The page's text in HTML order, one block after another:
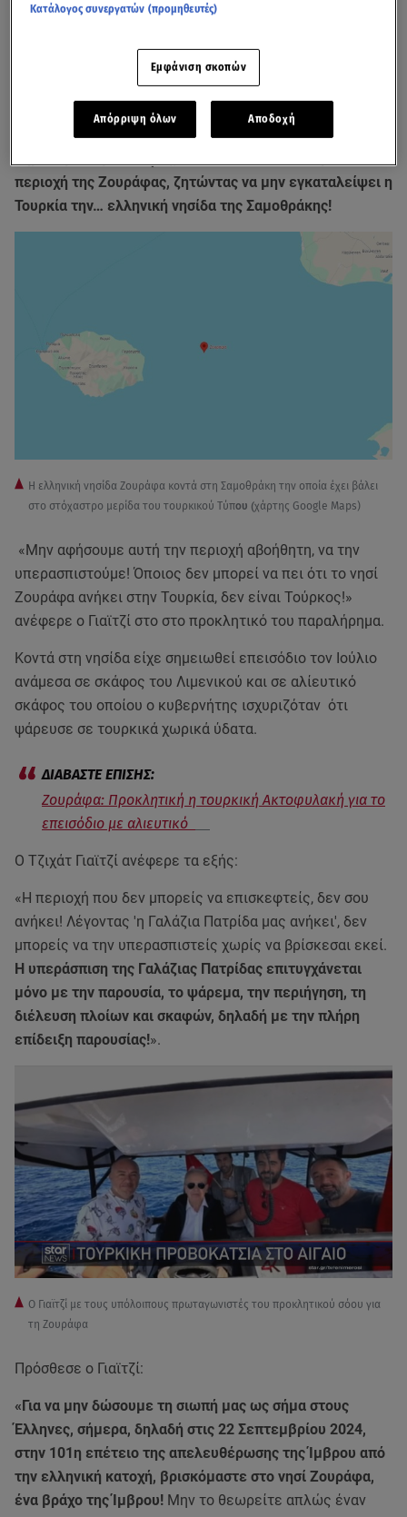
Προκλητικό σόου από τον πατέρα της «γαλάζιας
πατρίδας» Τούρκο αντιναύαρχο Τζιχάτ Γιαϊτζί, ο οποίος
έφτασε στο σημείο να τραβήξει βίντεο με τουρκική
περιοχή της Ζουράφας, ζητώντας να μην εγκαταλείψει η
Τουρκία την… ελληνική νησίδα της Σαμοθράκης!
Η ελληνική νησίδα Ζουράφα κοντά στη Σαμοθράκη την οποία έχει βάλει
στο στόχαστρο μερίδα του τουρκικού Τύπου (χάρτης Google Maps)
«Μην αφήσουμε αυτή την περιοχή αβοήθητη, να την
υπερασπιστούμε! Όποιος δεν μπορεί να πει ότι το νησί
Ζουράφα ανήκει στην Τουρκία, δεν είναι Τούρκος!»
ανέφερε ο Γιαϊτζί στο στο προκλητικό του παραλήρημα.
Κοντά στη νησίδα είχε σημειωθεί επεισόδιο τον Ιούλιο
ανάμεσα σε σκάφος του Λιμενικού και σε αλίευτικό
σκάφος του οποίου ο κυβερνήτης ισχυριζόταν ότι
ψάρευσε σε τουρκικά χωρικά ύδατα.
Ζουράφα: Προκλητική η τουρκική Ακτοφυλακή για το
επεισόδιο με αλιευτικό
Ο Τζιχάτ Γιαϊτζί ανέφερε τα εξής:
«Η περιοχή που δεν μπορείς να επισκεφτείς, δεν σου
ανήκει! Λέγοντας 'η Γαλάζια Πατρίδα μας ανήκει', δεν
μπορείς να την υπερασπιστείς χωρίς να βρίσκεσαι εκεί.
Η υπεράσπιση της Γαλάζιας Πατρίδας επιτυγχάνεται
μόνο με την παρουσία, το ψάρεμα, την περιήγηση, τη
διέλευση πλοίων και σκαφών, δηλαδή με την πλήρη
επίδειξη παρουσίας!».
Ο Γιαϊτζί με τους υπόλοιπους πρωταγωνιστές του προκλητικού σόου για
τη Ζουράφα
Πρόσθεσε ο Γιαϊτζί:
«Για να μην δώσουμε τη σιωπή μας ως σήμα στους
Έλληνες, σήμερα, δηλαδή στις 22 Σεπτεμβρίου 2024,
στην 101η επέτειο της απελευθέρωσης της Ίμβρου από
την ελληνική κατοχή, βρισκόμαστε στο νησί Ζουράφα,
ένα βράχο της Ίμβρου! Μην το θεωρείτε απλώς έναν
Κατάλογος συνεργατών (προμηθευτές)
Εμφάνιση σκοπών
Απόρριψη όλων Αποδοχή